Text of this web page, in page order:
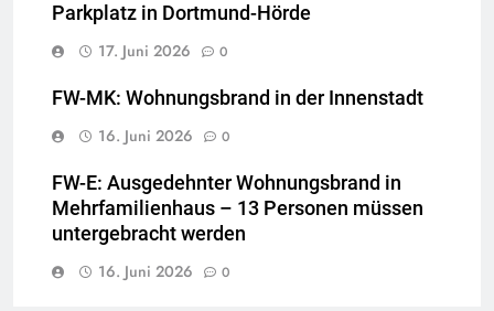
Parkplatz in Dortmund-Hörde
17. Juni 2026
0
FW-MK: Wohnungsbrand in der Innenstadt
16. Juni 2026
0
FW-E: Ausgedehnter Wohnungsbrand in
Mehrfamilienhaus – 13 Personen müssen
untergebracht werden
16. Juni 2026
0